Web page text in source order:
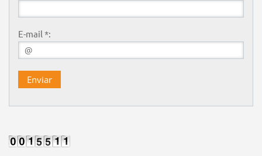
E-mail *: